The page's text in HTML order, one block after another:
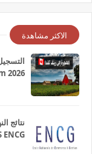
الاكثر مشاهدة
2026
ENCG